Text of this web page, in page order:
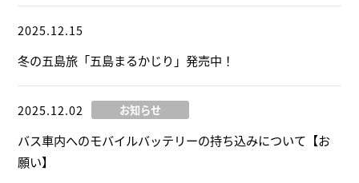
2025.12.15
冬の五島旅「五島まるかじり」発売中！
2025.12.02 お知らせ
バス車内へのモバイルバッテリーの持ち込みについて【お
願い】